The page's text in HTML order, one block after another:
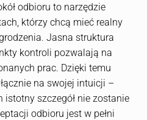
odbioru to narzędzie
którzy chcą mieć realny
Jasna struktura
kontroli pozwalają na
prac. Dzięki temu
na swojej intuicji –
istotny szczegół nie zostanie
odbioru jest w pełni